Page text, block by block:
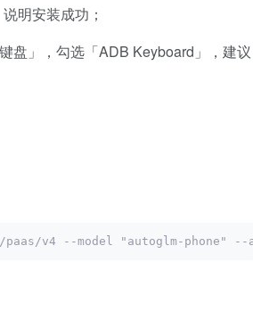
明安装成功；
」，勾选「ADB Keyboard」，建议
v4 --model "autoglm-phone" --